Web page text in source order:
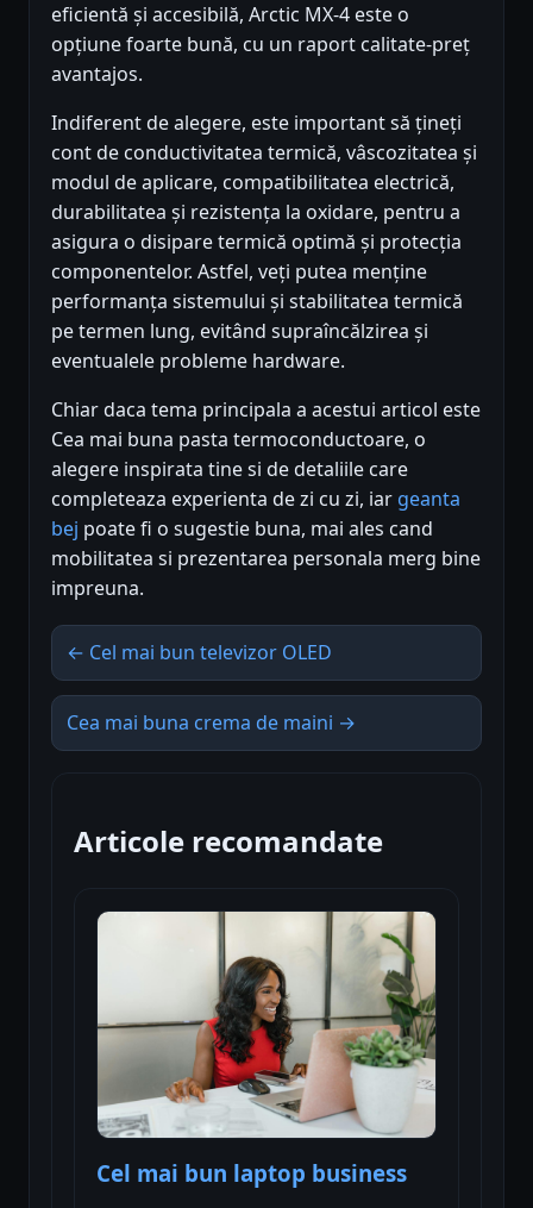
eficientă și accesibilă, Arctic MX-4 este o
opțiune foarte bună, cu un raport calitate-preț
avantajos.
Indiferent de alegere, este important să țineți
cont de conductivitatea termică, vâscozitatea și
modul de aplicare, compatibilitatea electrică,
durabilitatea și rezistența la oxidare, pentru a
asigura o disipare termică optimă și protecția
componentelor. Astfel, veți putea menține
performanța sistemului și stabilitatea termică
pe termen lung, evitând supraîncălzirea și
eventualele probleme hardware.
Chiar daca tema principala a acestui articol este
Cea mai buna pasta termoconductoare, o
alegere inspirata tine si de detaliile care
completeaza experienta de zi cu zi, iar geanta
bej poate fi o sugestie buna, mai ales cand
mobilitatea si prezentarea personala merg bine
impreuna.
← Cel mai bun televizor OLED
Cea mai buna crema de maini →
Articole recomandate
Cel mai bun laptop business